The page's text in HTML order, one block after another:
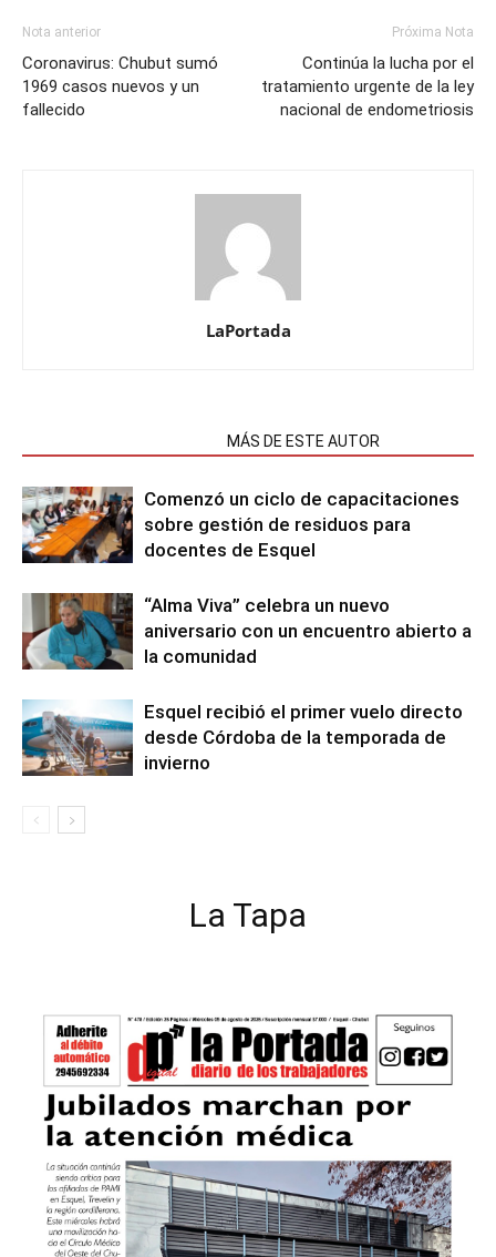
Nota anterior
Coronavirus: Chubut sumó
1969 casos nuevos y un
fallecido
Próxima Nota
Continúa la lucha por el
tratamiento urgente de la ley
nacional de endometriosis
LaPortada
MÁS DE ESTE AUTOR
Comenzó un ciclo de capacitaciones
sobre gestión de residuos para
docentes de Esquel
“Alma Viva” celebra un nuevo
aniversario con un encuentro abierto a
la comunidad
Esquel recibió el primer vuelo directo
desde Córdoba de la temporada de
invierno
La Tapa